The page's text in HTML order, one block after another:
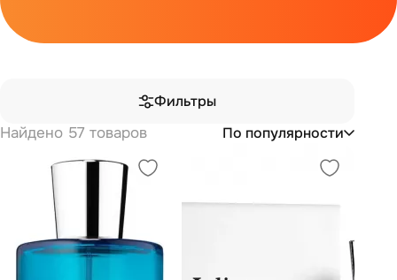
Фильтры
Найдено 57 товаров
По популярности